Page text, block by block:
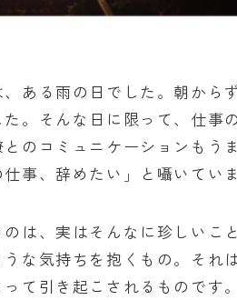
ある雨の日でした。朝から
。そんな日に限って、仕事
のコミュニケーションもう
事、辞めたい」と囁いていま
は、実はそんなに珍しいこ
な気持ちを抱くもの。それ
て引き起こされるものです。